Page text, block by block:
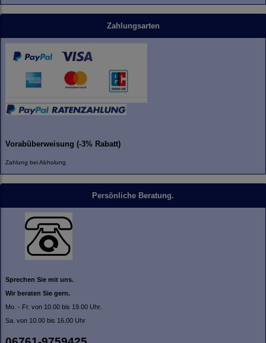
Zahlungsarten
Vorabüberweisung (-3% Rabatt)
Zahlung bei Abholung
Persönliche Beratung.
Sprechen Sie mit uns.
Wir beraten Sie gern.
Mo. - Fr. von 10.00 bis 19.00 Uhr.
Sa. von 10.00 bis 16.00 Uhr